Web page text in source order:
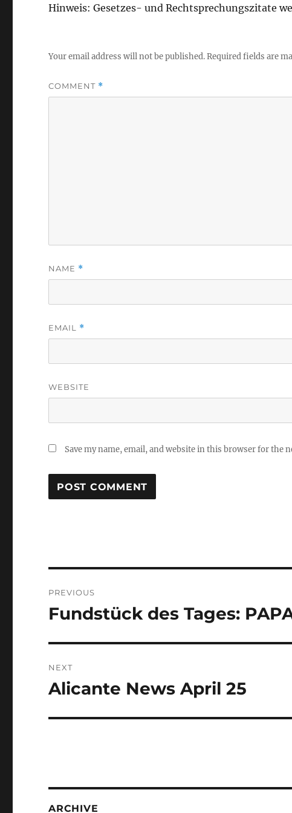
Hinweis: Gesetzes- und Rechtsprechungszitate
Your email address will not be published.Required fields are
COMMENT *
NAME *
EMAIL *
WEBSITE
Save my name, email, and website in this browser for the
navigation
PREVIOUS
Previous
Fundstück des Tages:
NEXT
Next
Alicante News April 25
ARCHIVE